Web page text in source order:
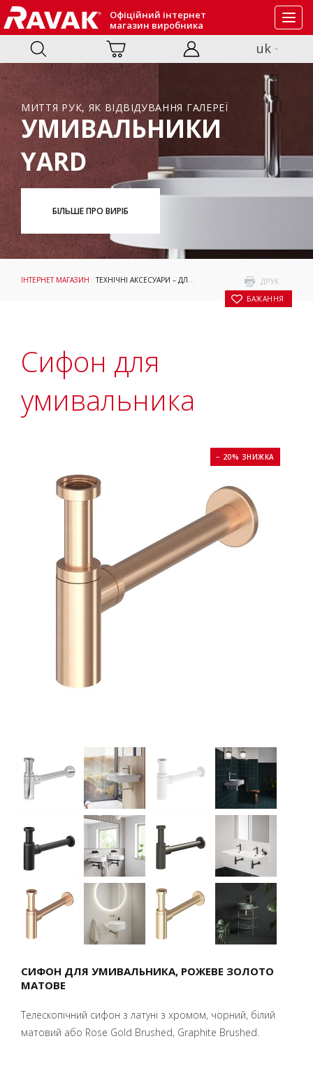
Офіційний інтернет
магазин виробника
uk
МИТТЯ РУК, ЯК ВІДВІДУВАННЯ ГАЛЕРЕЇ
УМИВАЛЬНИКИ
YARD
БІЛЬШЕ ПРО ВИРІБ
ДРУК
БАЖАННЯ
ІНТЕРНЕТ МАГАЗИН :ТЕХНІЧНІ АКСЕСУАРИ – ДЛЯ УМИВАЛЬНИКІВ : АКСЕСУАРИ
Сифон для
умивальника
− 20% ЗНИЖКА
СИФОН ДЛЯ УМИВАЛЬНИКА, PОЖЕВЕ ЗОЛОТО
МАТОВЕ
Телескопічний сифон з латуні з хромом, чорний, білий
матовий або Rose Gold Brushed, Graphite Brushed.